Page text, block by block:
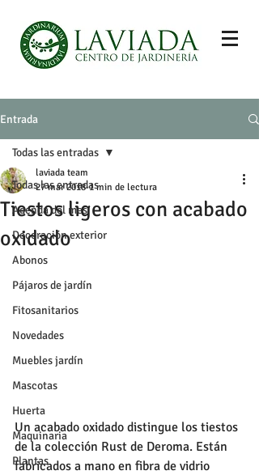
Entrada
Todas las entradas
Agenda del mes
Decoración exterior
Abonos
Pájaros de jardín
Fitosanitarios
Novedades
Muebles jardín
Mascotas
Huerta
Maquinaria
Plantas
Todas las entradas
Tiestos ligeros con acabado
oxidado
laviada team
27 mar 2018 1 min de lectura
Un acabado oxidado distingue los tiestos
de la colección Rust de Deroma. Están
fabricados a mano en fibra de vidrio